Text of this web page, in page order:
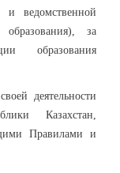
ведомственной
за
образования
деятельности
Казахстан,
Правилами и